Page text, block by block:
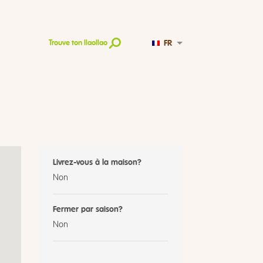
Trouve ton llaollao FR
Livrez-vous à la maison?
Non
Fermer par saison?
Non